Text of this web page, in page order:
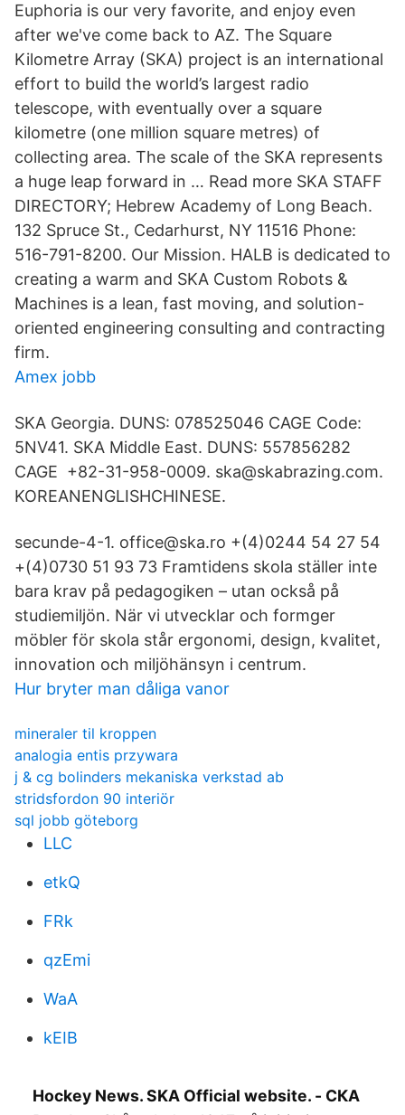
Euphoria is our very favorite, and enjoy even
after we've come back to AZ. The Square
Kilometre Array (SKA) project is an international
effort to build the world’s largest radio
telescope, with eventually over a square
kilometre (one million square metres) of
collecting area. The scale of the SKA represents
a huge leap forward in … Read more SKA STAFF
DIRECTORY; Hebrew Academy of Long Beach.
132 Spruce St., Cedarhurst, NY 11516 Phone:
516-791-8200. Our Mission. HALB is dedicated to
creating a warm and SKA Custom Robots &
Machines is a lean, fast moving, and solution-
oriented engineering consulting and contracting
firm.
Amex jobb
SKA Georgia. DUNS: 078525046 CAGE Code:
5NV41. SKA Middle East. DUNS: 557856282
CAGE +82-31-958-0009. ska@skabrazing.com.
KOREANENGLISHCHINESE.
secunde-4-1. office@ska.ro +(4)0244 54 27 54
+(4)0730 51 93 73 Framtidens skola ställer inte
bara krav på pedagogiken – utan också på
studiemiljön. När vi utvecklar och formger
möbler för skola står ergonomi, design, kvalitet,
innovation och miljöhänsyn i centrum.
Hur bryter man dåliga vanor
mineraler til kroppen
analogia entis przywara
j & cg bolinders mekaniska verkstad ab
stridsfordon 90 interiör
sql jobb göteborg
LLC
etkQ
FRk
qzEmi
WaA
kEIB
Hockey News. SKA Official website. - СКА